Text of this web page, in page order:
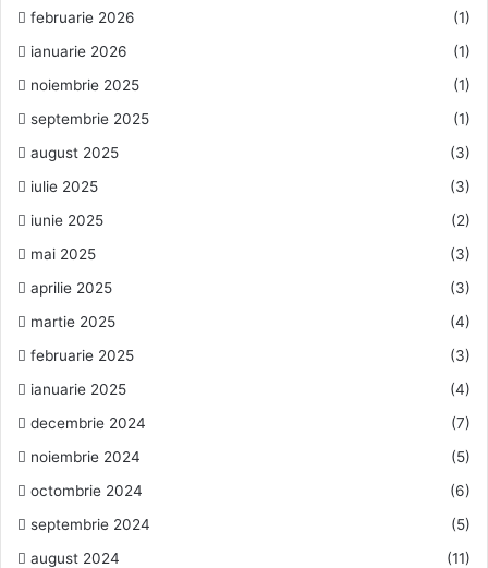
februarie 2026
(1)
ianuarie 2026
(1)
noiembrie 2025
(1)
septembrie 2025
(1)
august 2025
(3)
iulie 2025
(3)
iunie 2025
(2)
mai 2025
(3)
aprilie 2025
(3)
martie 2025
(4)
februarie 2025
(3)
ianuarie 2025
(4)
decembrie 2024
(7)
noiembrie 2024
(5)
octombrie 2024
(6)
septembrie 2024
(5)
august 2024
(11)